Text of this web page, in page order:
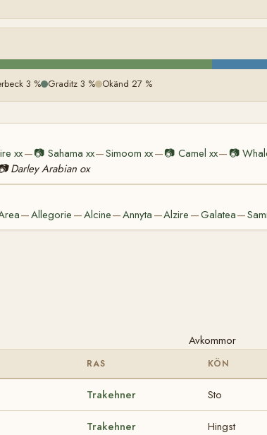
3 % Graditz 3 % Okänd 27 %
xx—📷 Sahama xx—Simoom xx—📷 Camel xx— 📷
Darley Arabian ox
—Allegorie —Alcine—Annyta —Alzire —Galatea—Sami
Avkommor
RAS KÖN
Trakehner Sto
Trakehner Hingst